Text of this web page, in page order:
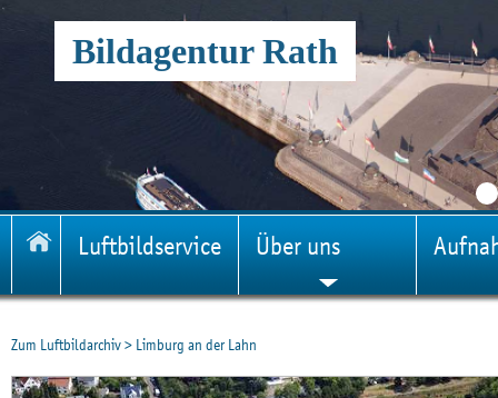
Bildagentur Rath
Luftbildservice Über uns
Zum Luftbildarchiv> Limburg an der Lahn